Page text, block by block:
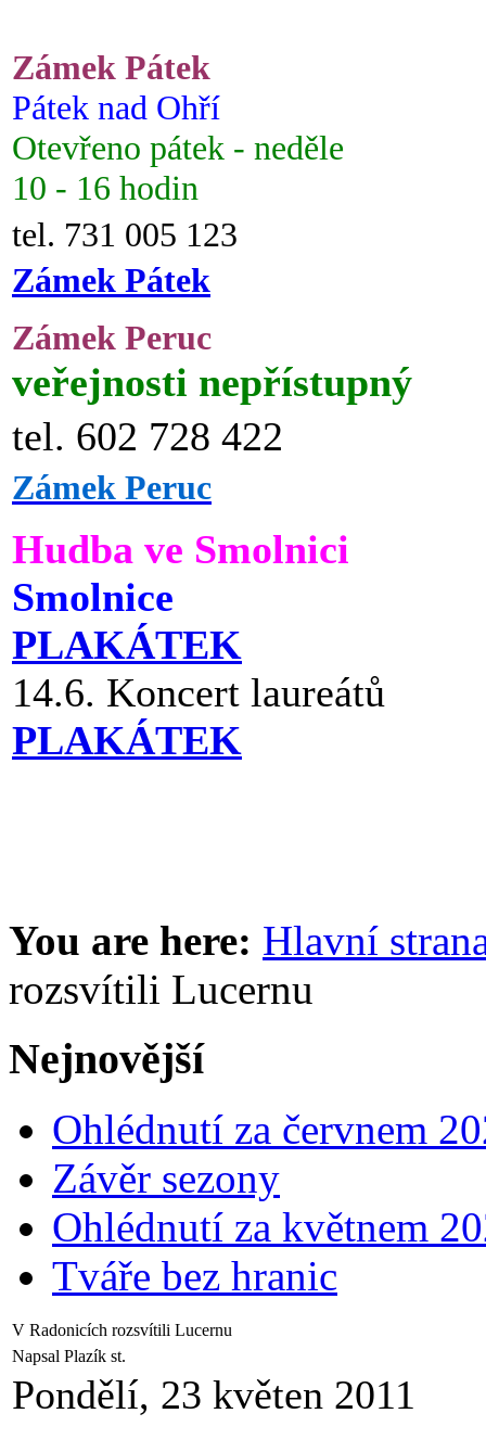
Zámek Pátek
Pátek nad Ohří
Otevřeno pátek - neděle
10 - 16 hodin
tel. 731 005 123
Zámek Pátek
Zámek Peruc
veřejnosti nepřístupný
tel. 602 728 422
Zámek Peruc
Hudba ve Smolnici
Smolnice
PLAKÁTEK
14.6. Koncert laureátů
PLAKÁTEK
You are here: Hlavní
rozsvítili Lucernu
Nejnovější
Ohlédnutí za červnem
Závěr sezony
Ohlédnutí za květnem
Tváře bez hranic
V Radonicích rozsvítili Lucernu
Napsal Plazík st.
Pondělí, 23 květen 2011